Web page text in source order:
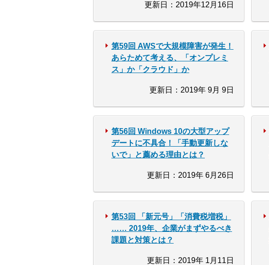
更新日：2019年12月16日
第59回 AWSで大規模障害が発生！
あらためて考える、「オンプレミ
ス」か「クラウド」か
更新日：2019年 9月 9日
第56回 Windows 10の大型アップ
デートに不具合！「手動更新しな
いで」と薦める理由とは？
更新日：2019年 6月26日
第53回 「新元号」「消費税増税」
…… 2019年、企業がまずやるべき
課題と対策とは？
更新日：2019年 1月11日